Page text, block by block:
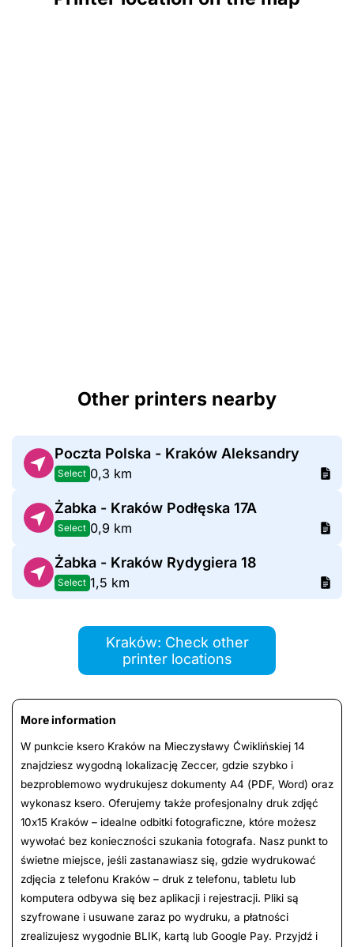
Other printers nearby
Poczta Polska - Kraków Aleksandry
Select 0,3 km
Żabka - Kraków Podłęska 17A
Select 0,9 km
Żabka - Kraków Rydygiera 18
Select 1,5 km
Kraków: Check other
printer locations
More information
W punkcie ksero Kraków na Mieczysławy Ćwiklińskiej 14
znajdziesz wygodną lokalizację Zeccer, gdzie szybko i
bezproblemowo wydrukujesz dokumenty A4 (PDF, Word) oraz
wykonasz ksero. Oferujemy także profesjonalny druk zdjęć
10x15 Kraków – idealne odbitki fotograficzne, które możesz
wywołać bez konieczności szukania fotografa. Nasz punkt to
świetne miejsce, jeśli zastanawiasz się, gdzie wydrukować
zdjęcia z telefonu Kraków – druk z telefonu, tabletu lub
komputera odbywa się bez aplikacji i rejestracji. Pliki są
szyfrowane i usuwane zaraz po wydruku, a płatności
zrealizujesz wygodnie BLIK, kartą lub Google Pay. Przyjdź i